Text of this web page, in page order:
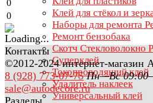
Клей для стёкол и
Наборы для ремонта
Ремонт бензобака
Скотч Стекловолокно
Суперклей
Токопроводящий клей
Удалитель наклеек
Универсальный клей
0
0
Контакты
©2012-2024 интернет-магазин
8 (928) 773-07-75 Пн—Вс
sale@autodecore.ru
Разделы